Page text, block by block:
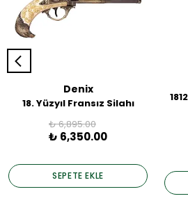
Denix
18. Yüzyıl Fransız Silahı
₺ 6,895.00
₺ 6,350.00
SEPETE EKLE